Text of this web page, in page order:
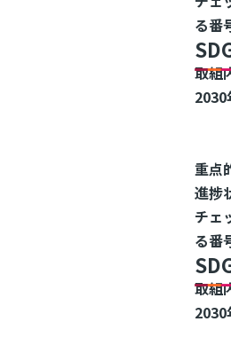
る番
取組
重点
進捗
チェ
る番
取組